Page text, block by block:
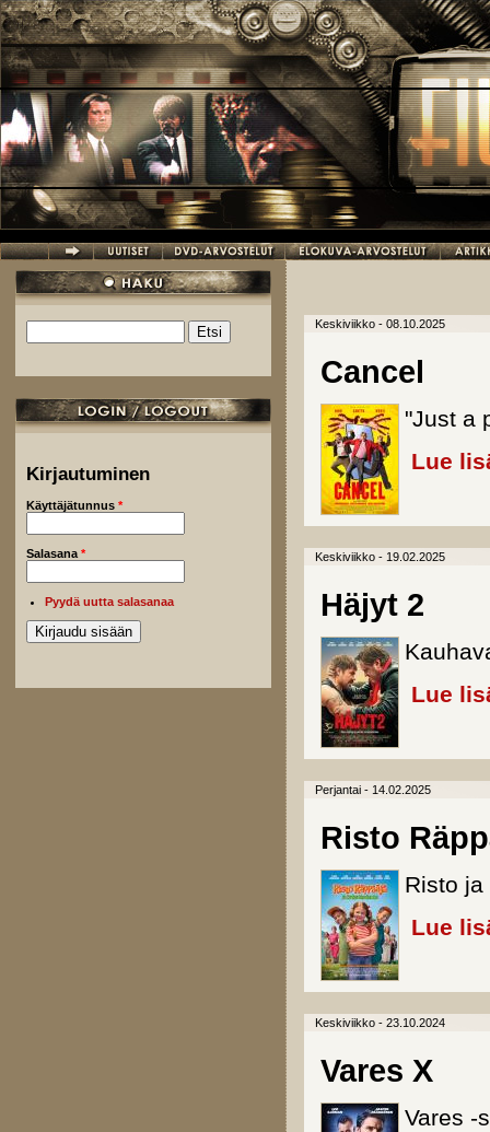
Hyppää pääsisältöön
Hakulomake
Kirjautuminen
Käyttäjätunnus *
Salasana *
Pyydä uutta salasanaa
Keskiviikko - 08.10.2025
Cancel
"Just a
Lue
Keskiviikko - 19.02.2025
Häjyt 2
Lue
Perjantai - 14.02.2025
Risto
Risto
Lue
Keskiviikko - 23.10.2024
Vares X
Vares -